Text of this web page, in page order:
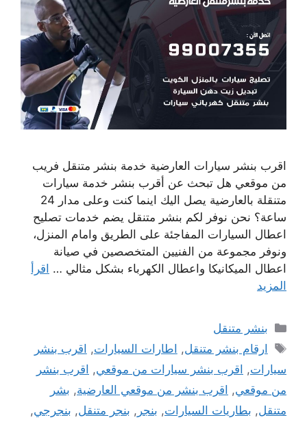
اقرب بنشر سيارات العارضية خدمة بنشر متنقل فريب
من موقعي هل تبحث عن أقرب بنشر خدمة سيارات
متنقلة بالعارضية يصل اليك اينما كنت وعلى مدار 24
ساعة؟ نحن نوفر لكم بنشر متنقل يضم خدمات تصليح
اعطال السيارات المفاجئة على الطريق وامام المنزل،
ونوفر مجموعة من الفنيين المتخصصين في صيانة
اعطال الميكانيكا واعطال الكهرباء بشكل مثالي … اقرأ
المزيد
التصنيفات
بنشر متنقل
الوسوم
ارقام بنشر متنقل, اطارات السيارات, اقرب بنشر
سيارات, اقرب بنشر سيارات من موقعي, اقرب بنشر
من موقعي, اقرب بنشر من موقعي العارضية, بشر
متنقل, بطاريات السيارات, بنجر , بنجر متنقل, بنجرجي,